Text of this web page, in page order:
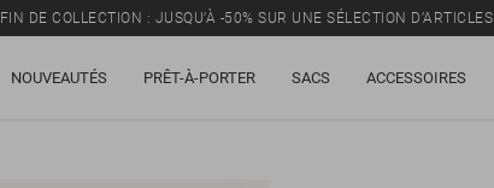
FIN DE COLLECTION : JUSQU’À -50% SUR UNE SÉLECTION D’ARTICLES
NOUVEAUTÉS PRÊT-À-PORTER SACS ACCESSOIRES